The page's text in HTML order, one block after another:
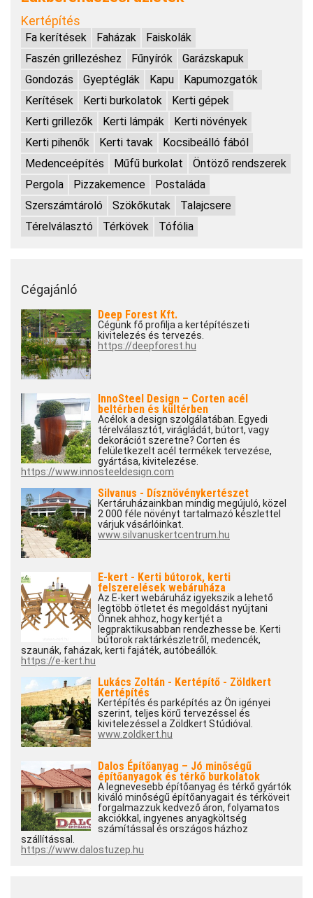
Kertépítés
Fa kerítések Faházak
Faiskolák
Faszén grillezéshez
Fűnyírók
Garázskapuk
Gondozás
Gyeptéglák Kapu
Kapumozgatók
Kerítések
Kerti burkolatok
Kerti gépek
Kerti grillezők
Kerti lámpák
Kerti növények
Kerti pihenők
Kerti tavak
Kocsibeálló fából
Medenceépítés
Műfű burkolat
Öntöző rendszerek
Pergola
Pizzakemence
Postaláda
Szerszámtároló
Szökőkutak
Talajcsere
Térelválasztó
Térkövek Tófólia
Cégajánló
Deep Forest Kft.
Cégünk fő profilja a kertépítészeti
kivitelezés és tervezés.
https://deepforest.hu
InnoSteel Design – Corten acél
beltérben és kültérben
Acélok a design szolgálatában. Egyedi
térelválasztót, virágládát, bútort, vagy
dekorációt szeretne? Corten és
felületkezelt acél termékek tervezése,
gyártása, kivitelezése.
https://www.innosteeldesign.com
Silvanus - Dísznövénykertészet
Kertáruházainkban mindig megújuló, közel
2 000 féle növényt tartalmazó készlettel
várjuk vásárlóinkat.
www.silvanuskertcentrum.hu
E-kert - Kerti bútorok, kerti
felszerelések webáruháza
Az E-kert webáruház igyekszik a lehető
legtöbb ötletet és megoldást nyújtani
Önnek ahhoz, hogy kertjét a
legpraktikusabban rendezhesse be. Kerti
bútorok raktárkészletről, medencék,
szaunák, faházak, kerti fajáték, autóbeállók.
https://e-kert.hu
Lukács Zoltán - Kertépítő - Zöldkert
Kertépítés
Kertépítés és parképítés az Ön igényei
szerint, teljes körű tervezéssel és
kivitelezéssel a Zöldkert Stúdióval.
www.zoldkert.hu
Dalos Építőanyag – Jó minőségű
építőanyagok és térkő burkolatok
A legnevesebb építőanyag és térkő gyártók
kiváló minőségű építőanyagait és térköveit
forgalmazzuk kedvező áron, folyamatos
akciókkal, ingyenes anyagköltség
számítással és országos házhoz
szállítással.
https://www.dalostuzep.hu